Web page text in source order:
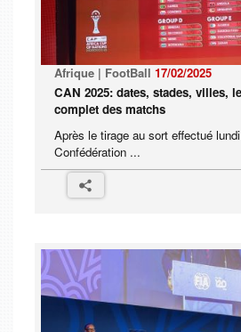
Afrique | FootBall 17/02/2025
CAN 2025: dates, stades, villes,
complet des matchs
Après le tirage au sort effectué
Confédération ...